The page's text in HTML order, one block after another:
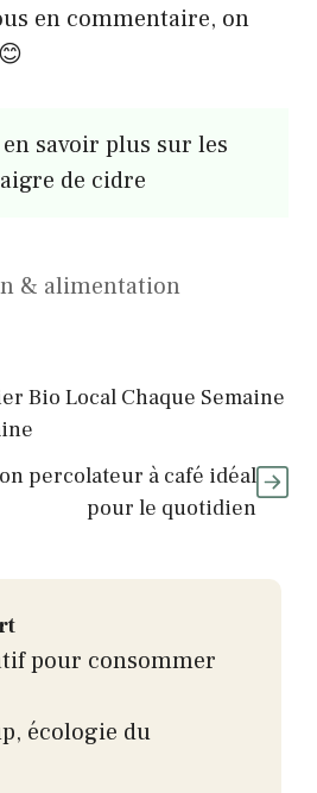
en commentaire, on
en savoir plus sur les
de cidre
& alimentation
Bio Local Chaque Semaine
percolateur à café idéal
pour le quotidien
pour consommer
écologie du